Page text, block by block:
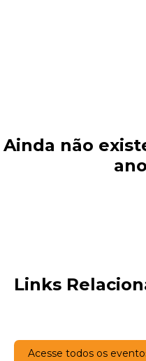
Ainda não
Links
Acesse todos os